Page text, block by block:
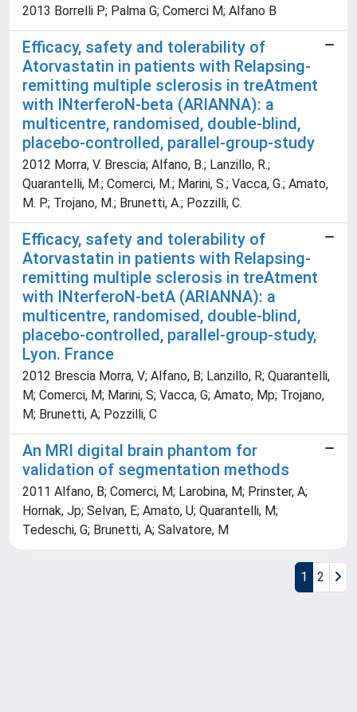
2013 Borrelli P; Palma G; Comerci M; Alfano B
Efficacy, safety and tolerability of
Atorvastatin in patients with Relapsing-
remitting multiple sclerosis in treAtment
with INterferoN-beta (ARIANNA): a
multicentre, randomised, double-blind,
placebo-controlled, parallel-group-study
2012 Morra, V. Brescia; Alfano, B.; Lanzillo, R.;
Quarantelli, M.; Comerci, M.; Marini, S.; Vacca, G.; Amato,
M. P.; Trojano, M.; Brunetti, A.; Pozzilli, C.
Efficacy, safety and tolerability of
Atorvastatin in patients with Relapsing-
remitting multiple sclerosis in treAtment
with INterferoN-betA (ARIANNA): a
multicentre, randomised, double-blind,
placebo-controlled, parallel-group-study,
Lyon. France
2012 Brescia Morra, V; Alfano, B; Lanzillo, R; Quarantelli,
M; Comerci, M; Marini, S; Vacca, G; Amato, Mp; Trojano,
M; Brunetti, A; Pozzilli, C
An MRI digital brain phantom for
validation of segmentation methods
2011 Alfano, B; Comerci, M; Larobina, M; Prinster, A;
Hornak, Jp; Selvan, E; Amato, U; Quarantelli, M;
Tedeschi, G; Brunetti, A; Salvatore, M
1 2